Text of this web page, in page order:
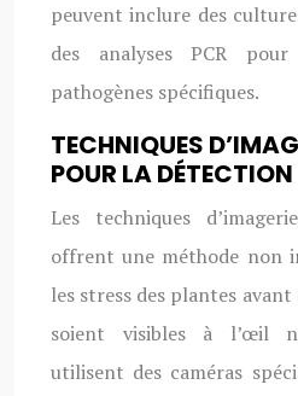
peuvent inclure des
des analyses PCR
pathogènes spécifiques.
TECHNIQUES
POUR LA
Les techniques
offrent une méthode non
les stress des plantes
soient visibles à l’œil
utilisent des caméras